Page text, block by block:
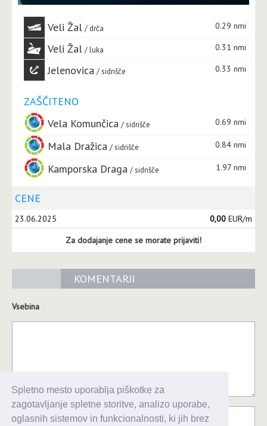
Spletno mesto uporablja piškotke za
zagotavljanje spletne storitve, analizo uporabe,
oglasnih sistemov in funkcionalnosti, ki jih brez
Veli Žal drča 0.29 nmi
Veli Žal luka 0.31 nmi
Jelenovica sidrišče 0.33 nmi
ZAŠČITENO
Vela Komunčica
sidrišče 0.69 nmi
Mala Dražica sidrišče 0.84 nmi
Kamporska Draga sidrišče 1.97 nmi
CENE
23.06.2025 0,00 EUR/m
Za dodajanje cene se morate prijaviti!
KOMENTARJI
Vsebina